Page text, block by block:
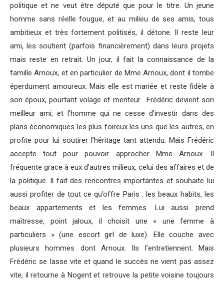
politique et ne veut être député que pour le titre. Un jeune
homme sans réelle fougue, et au milieu de ses amis, tous
ambitieux et très fortement politisés, il détone. Il reste leur
ami, les soutient (parfois financièrement) dans leurs projets
mais reste en retrait. Un jour, il fait la connaissance de la
famille Arnoux, et en particulier de Mme Arnoux, dont il tombe
éperdument amoureux. Mais elle est mariée et reste fidèle à
son époux, pourtant volage et menteur. Frédéric devient son
meilleur ami, et l’homme qui ne cesse d’investir dans des
plans économiques les plus foireux les uns que les autres, en
profite pour lui soutirer l’héritage tant attendu. Mais Frédéric
accepte tout pour pouvoir approcher Mme Arnoux. Il
fréquente grace à eux d’autres milieux, celui des affaires et de
la politique. Il fait des rencontres importantes et souhaite lui
aussi profiter de tout ce qu’offre Paris : les beaux habits, les
beaux appartements et les femmes. Lui aussi prend
maîtresse, point jaloux, il choisit une « une femme à
particuliers » (une escort girl de luxe). Elle couche avec
plusieurs hommes dont Arnoux. Ils l’entretiennent. Mais
Frédéric se lasse vite et quand le succès ne vient pas assez
vite, il retourne à Nogent et retrouve la petite voisine toujours